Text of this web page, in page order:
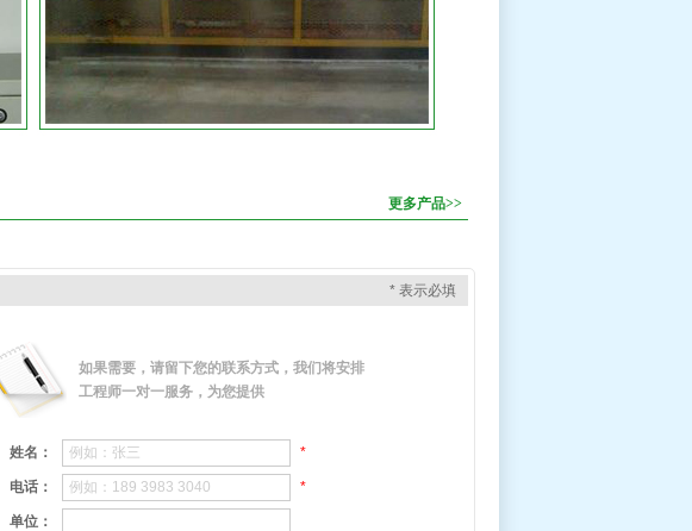
更多产品>>
* 表示必填
如果需要，请留下您的联系方式，我们将安排
工程师一对一服务，为您提供
姓名： *
电话： *
单位：